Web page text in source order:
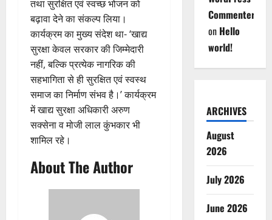
तथा सुरक्षित एवं स्वच्छ भोजन को
बढ़ावा देने का संकल्प लिया।
कार्यक्रम का मुख्य संदेश था- ‘खाद्य
सुरक्षा केवल सरकार की जिम्मेदारी
नहीं, बल्कि प्रत्येक नागरिक की
सहभागिता से ही सुरक्षित एवं स्वस्थ
समाज का निर्माण संभव है।’ कार्यक्रम
में खाद्य सुरक्षा अधिकारी अरुण
सक्सेना व मोजी लाल कुंभकार भी
शामिल रहे।
About The Author
Commenter
on Hello
world!
ARCHIVES
August
2026
July 2026
June 2026